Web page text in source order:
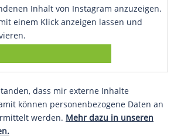
Inhalt von Instagram anzuzeigen.
einem Klick anzeigen lassen und
dass mir externe Inhalte
können personenbezogene Daten an
werden. Mehr dazu in unseren